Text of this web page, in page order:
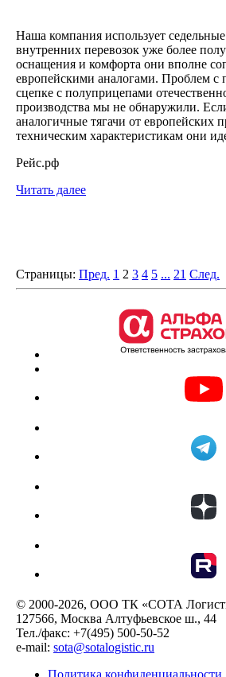
Наша компания использует
внутренних перевозок уже более
оснащения и комфорта они вполне
европейскими аналогами. Проблем с
сцепке с полуприцепами
производства мы не обнаружили.
аналогичные тягачи от европейских
техническим характеристикам они
Рейс.рф
Читать далее
Страницы: Пред. 1 2 3 4 5 ... 21 След.
© 2000-2026, ООО ТК «СОТА
127566, Москва Алтуфьевское ш., 44
Тел./факс: +7(495) 500-50-52
e-mail: sota@sotalogistic.ru